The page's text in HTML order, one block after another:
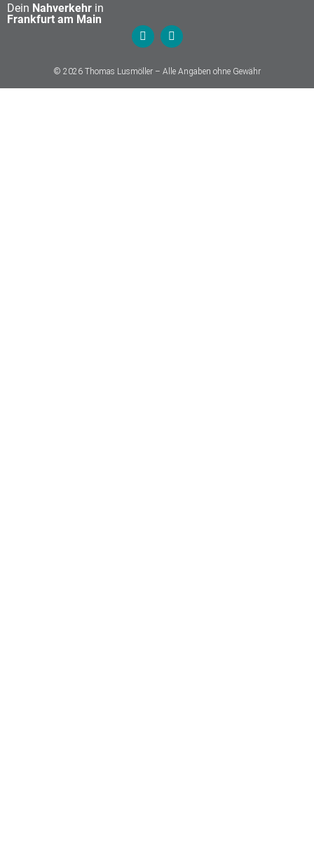
Dein Nahverkehr in
Frankfurt am Main
© 2026 Thomas Lusmöller – Alle Angaben ohne Gewähr